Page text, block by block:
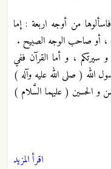
من أوجه اربعة : إما
، أو صاحب الوجه الصبيح .
سيرتكم ، و أما القرآن ففي
الله ( صلى الله عليه وآله )
و الحسين ( عليهما السَّلام )
اقرأ المزيد